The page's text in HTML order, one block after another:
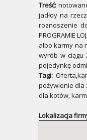
Treść:
jadłoy na
roznoszenie
PROGRAMIE
albo karmy na
wyrób w ciągu
pojedynkę
Tagi:
pożywienie dla
dla kotów,
Lokalizacja